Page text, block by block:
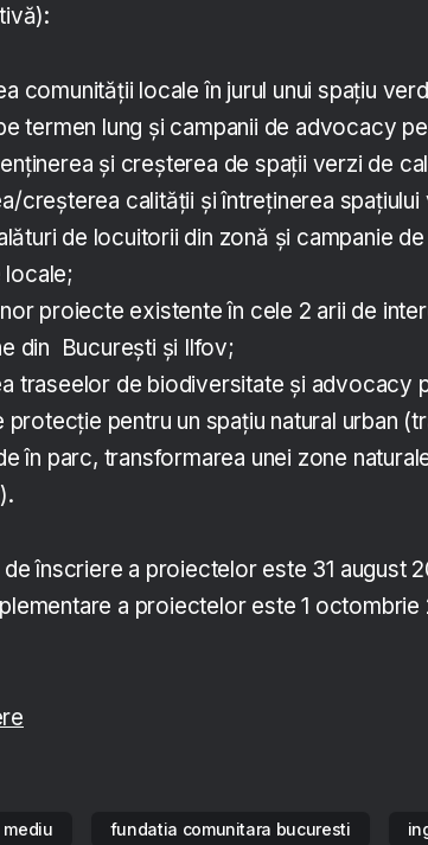
comunității locale în jurul unui spațiu
termen lung și campanii de advocacy
și creșterea de spații verzi de
creșterea calității și întreținerea spațiului
de locuitorii din zonă și campanie
locale;
proiecte existente în cele 2 arii de
din București și Ilfov;
traseelor de biodiversitate și advocacy
protecție pentru un spațiu natural urban
în parc, transformarea unei zone
de înscriere a proiectelor este 31 august
a proiectelor este 1 octombrie
fundatia comunitara bucuresti